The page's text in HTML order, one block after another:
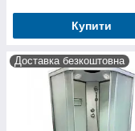
Купити
Доставка безкоштовна